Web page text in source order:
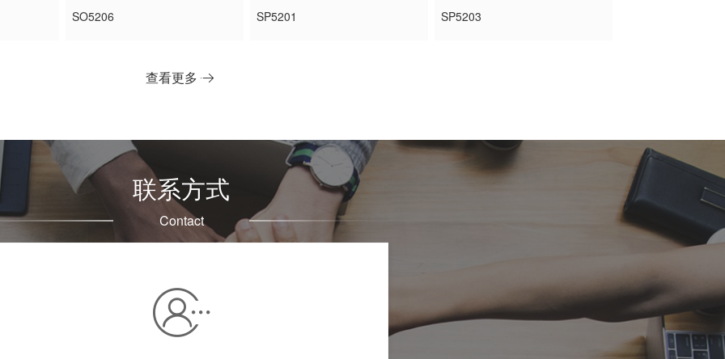
SO5206
SP5201
SP5203
查看更多
联系方式
Contact